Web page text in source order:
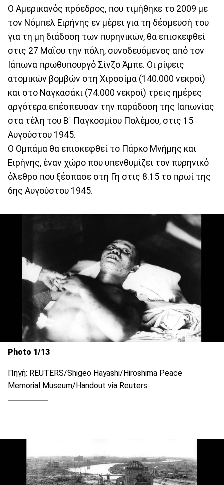
Ο Αμερικανός πρόεδρος, που τιμήθηκε το 2009 με
τον Νόμπελ Ειρήνης εν μέρει για τη δέσμευσή του
για τη μη διάδοση των πυρηνικών, θα επισκεφθεί
στις 27 Μαΐου την πόλη, συνοδευόμενος από τον
Ιάπωνα πρωθυπουργό Σίνζο Άμπε. Οι ρίψεις
ατομικών βομβών στη Χιροσίμα (140.000 νεκροί)
και στο Ναγκασάκι (74.000 νεκροί) τρεις ημέρες
αργότερα επέσπευσαν την παράδοση της Ιαπωνίας
στα τέλη του Β΄ Παγκοσμίου Πολέμου, στις 15
Αυγούστου 1945.
Ο Ομπάμα θα επισκεφθεί το Πάρκο Μνήμης και
Ειρήνης, έναν χώρο που υπενθυμίζει τον πυρηνικό
όλεθρο που ξέσπασε στη Γη στις 8.15 το πρωί της
6ης Αυγούστου 1945.
Photo 1/13
Πηγή: REUTERS/Shigeo Hayashi/Hiroshima Peace
Memorial Museum/Handout via Reuters